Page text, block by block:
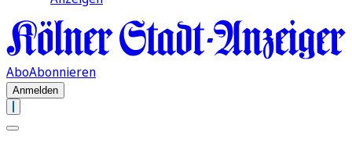
AboAbonnieren
Anmelden